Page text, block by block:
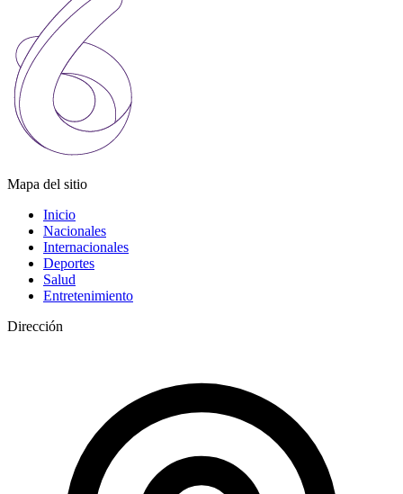
Mapa del sitio
Inicio
Nacionales
Internacionales
Deportes
Salud
Entretenimiento
Dirección